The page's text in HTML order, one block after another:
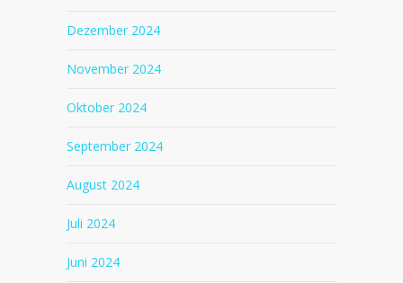
Dezember 2024
November 2024
Oktober 2024
September 2024
August 2024
Juli 2024
Juni 2024